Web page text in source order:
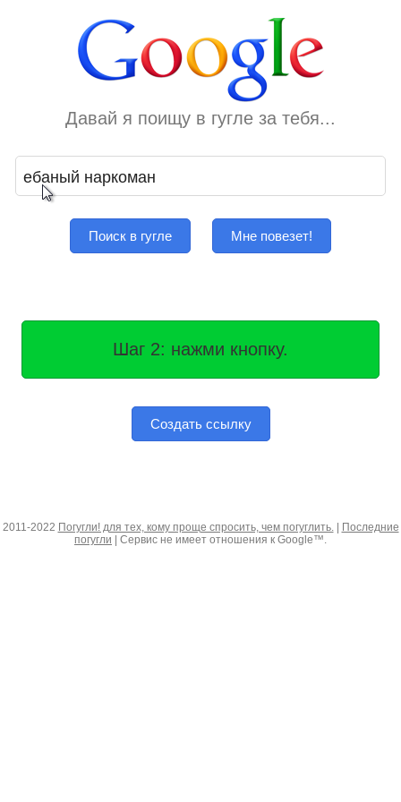
Давай я поищу в гугле за тебя...
Поиск в гугле Мне повезет!
Шаг 2: нажми кнопку.
Создать ссылку
2011-2022 Погугли! для тех, кому проще спросить, чем погуглить.|
Последние
погугли | Сервис не имеет отношения к Google™.